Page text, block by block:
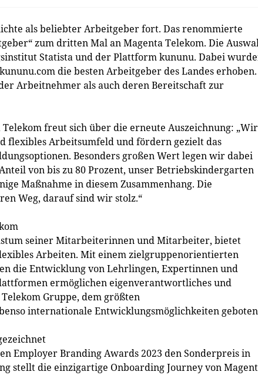
als beliebter Arbeitgeber fort. Das renommierte
zum dritten Mal an Magenta Telekom. Die
Statista und der Plattform kununu. Dabei
die besten Arbeitgeber des Landes erhoben.
Arbeitnehmer als auch deren Bereitschaft zur
freut sich über die erneute Auszeichnung: „Wir
flexibles Arbeitsumfeld und fördern gezielt das
Besonders großen Wert legen wir dabei
von bis zu 80 Prozent, unser Betriebskindergarten
Maßnahme in diesem Zusammenhang. Die
Weg, darauf sind wir stolz.“
seiner Mitarbeiterinnen und Mitarbeiter, bietet
Arbeiten. Mit einem zielgruppenorientierten
die Entwicklung von Lehrlingen, Expertinnen und
ermöglichen eigenverantwortliches und
Gruppe, dem größten
internationale Entwicklungsmöglichkeiten
Employer Branding Awards 2023 den Sonderpreis in
stellt die einzigartige Onboarding Journey von